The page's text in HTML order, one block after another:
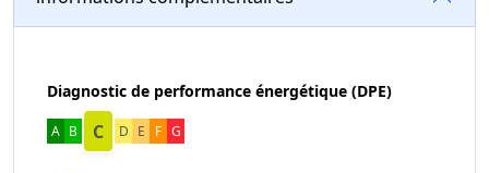
Diagnostic de performance énergétique (DPE)
A B C D E F G